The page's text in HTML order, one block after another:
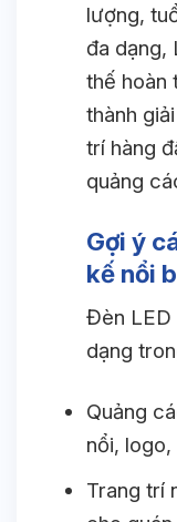
lượng,
đa dạng,
thế hoàn
thành
trí hàng
quảng
Gợi ý
kế nổi
Đèn LED
dạng
Quảng
nổi,
Trang trí